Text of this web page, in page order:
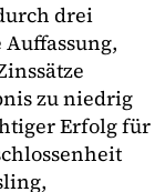
drei
zu niedrig
Erfolg für